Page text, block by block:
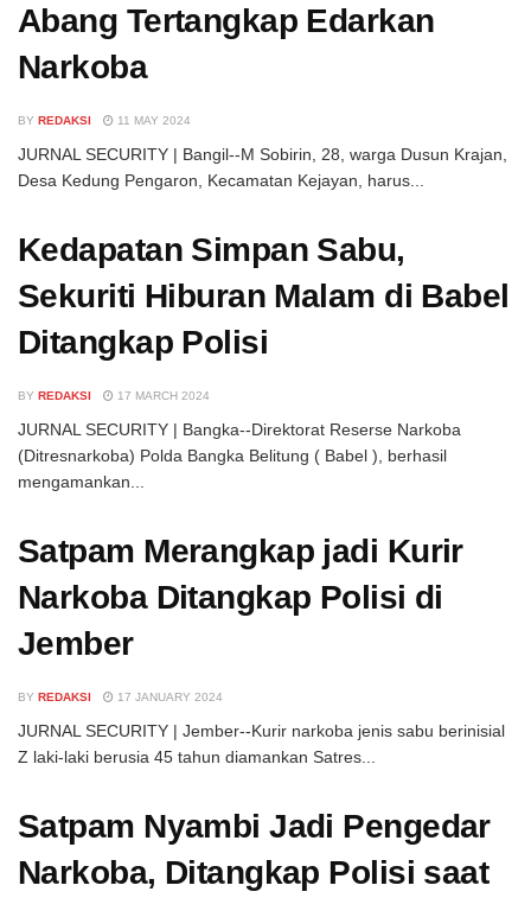
Abang Tertangkap Edarkan
Narkoba
BY REDAKSI 11 MAY 2024
JURNAL SECURITY | Bangil--M Sobirin, 28, warga Dusun Krajan,
Desa Kedung Pengaron, Kecamatan Kejayan, harus...
Kedapatan Simpan Sabu,
Sekuriti Hiburan Malam di Babel
Ditangkap Polisi
BY REDAKSI 17 MARCH 2024
JURNAL SECURITY | Bangka--Direktorat Reserse Narkoba
(Ditresnarkoba) Polda Bangka Belitung ( Babel ), berhasil
mengamankan...
Satpam Merangkap jadi Kurir
Narkoba Ditangkap Polisi di
Jember
BY REDAKSI 17 JANUARY 2024
JURNAL SECURITY | Jember--Kurir narkoba jenis sabu berinisial
Z laki-laki berusia 45 tahun diamankan Satres...
Satpam Nyambi Jadi Pengedar
Narkoba, Ditangkap Polisi saat